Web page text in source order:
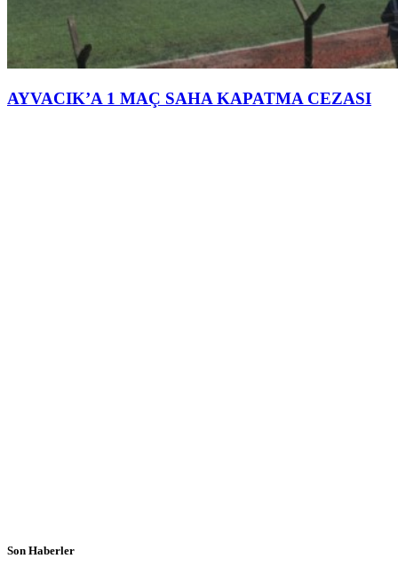
AYVACIK’A 1 MAÇ SAHA KAPATMA CEZASI
Son Haberler